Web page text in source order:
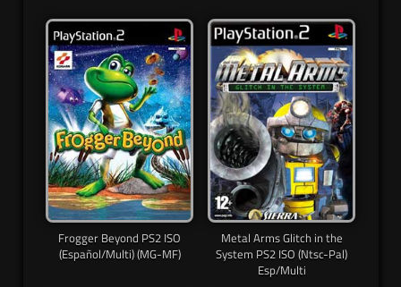
Frogger Beyond PS2 ISO
(Español/Multi) (MG-MF)
Metal Arms Glitch in the
System PS2 ISO (Ntsc-Pal)
Esp/Multi